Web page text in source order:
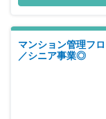
求めています。 ま
どワークバランス
ジメント経験など
ける仲間を歓迎いた
マンション管理フ
／シニア事業◎